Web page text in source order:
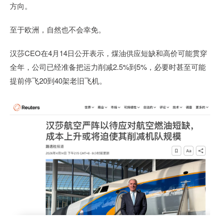
方向。
至于欧洲，自然也不会幸免。
汉莎CEO在4月14日公开表示，煤油供应短缺和高价可能贯穿
全年，公司已经准备把运力削减2.5%到5%，必要时甚至可能
提前停飞20到40架老旧飞机。